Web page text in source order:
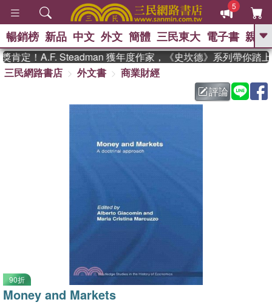
5
GO
熱搜： 東野圭吾
父親節 、 如果歷
暑期推薦 、 國際布克
暢銷榜 新品 中文 外文 簡體 三民東大 電子書 親子
定！A.F. Steadman 獲年度作家，《史坎德》系列帶你踏上
三民網路書店
外文書
商業財經
評論
90折
Money and Markets